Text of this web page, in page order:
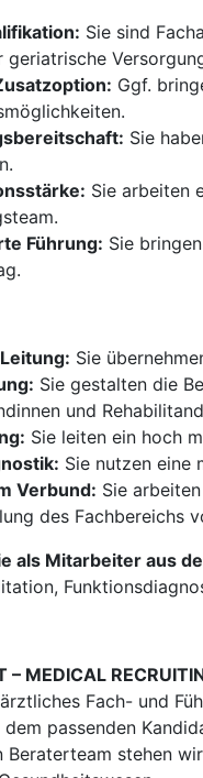
Sie sind
geriatrische
Ggf.
Sie
Sie arbeiten
Führung: Sie
Sie
Sie gestalten die
und
Sie leiten ein hoch
Sie nutzen eine
Verbund: Sie
des Fachbereichs
als Mitarbeiter aus
– MEDICAL
Fach- und
passenden
Beraterteam stehen